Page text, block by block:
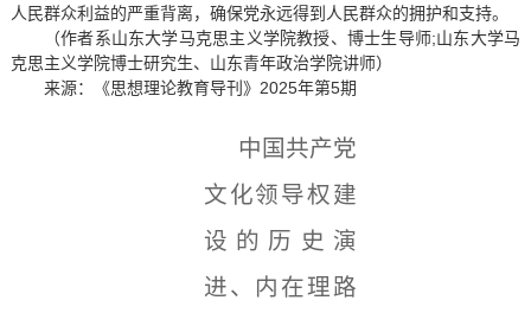
人民群众利益的严重背离，确保党永远得到人民群众的拥护和支持。
（作者系山东大学马克思主义学院教授、博士生导师;山东大学马
克思主义学院博士研究生、山东青年政治学院讲师）
来源：《思想理论教育导刊》2025年第5期
中国共产党
文化领导权建
设的历史演
进、内在理路